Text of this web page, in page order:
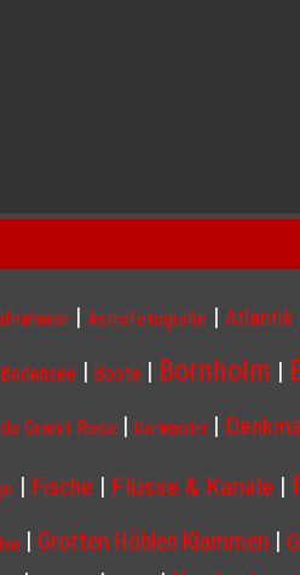
| Astrofotografie | Atlantik
Bodensee | Boote | Bornholm |
Granit Rose | Denkmäler |
| Fische | Flüsse & Kanäle |
| Grotten Höhlen Klammen |